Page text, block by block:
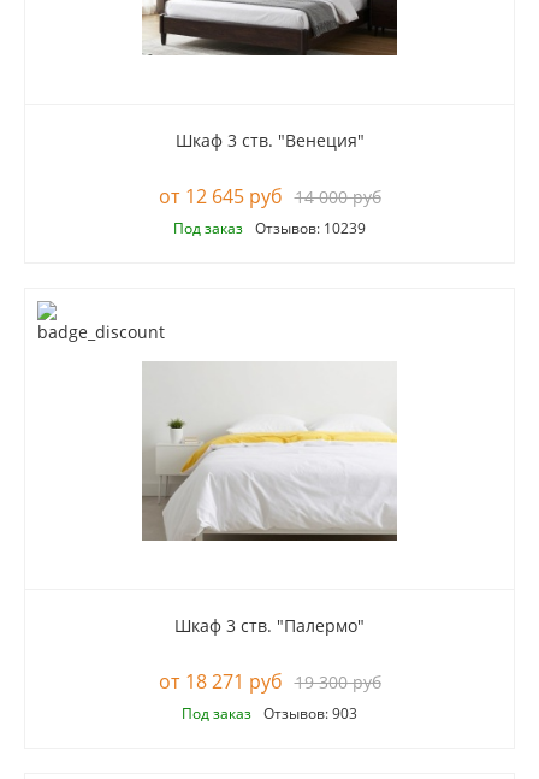
Шкаф 3 ств. "Венеция"
12 645 руб 14 000 руб
Под заказ Отзывов: 10239
Шкаф 3 ств. "Палермо"
18 271 руб 19 300 руб
Под заказ Отзывов: 903